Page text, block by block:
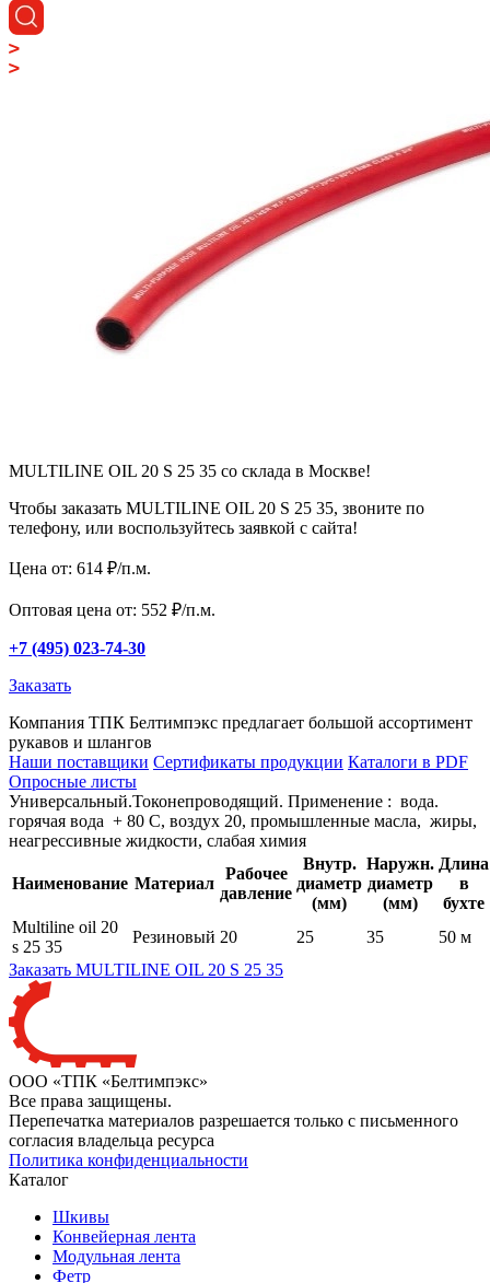
MULTILINE OIL 20 S 25 35 со склада в Москве!
Чтобы заказать MULTILINE OIL 20 S 25 35, звоните по
телефону, или воспользуйтесь заявкой с сайта!
Цена от: 614 ₽/п.м.
Оптовая цена от: 552 ₽/п.м.
+7 (495) 023-74-30
Заказать
Компания ТПК Белтимпэкс предлагает большой ассортимент
рукавов и шлангов
Наши поставщики Сертификаты продукции Каталоги в PDF
Опросные листы
Универсальный.Токонепроводящий. Применение : вода.
горячая вода + 80 С, воздух 20, промышленные масла, жиры,
неагрессивные жидкости, слабая химия
Наименование Материал
Рабочее
давление
Внутр.
диаметр
(мм)
Hаружн.
диаметр
(мм)
Длина
в
бухте
Multiline oil 20
s 25 35
Резиновый 20 25 35
50 м
Заказать MULTILINE OIL 20 S 25 35
ООО «ТПК «Белтимпэкс»
Все права защищены.
Перепечатка материалов разрешается только с письменного
согласия владельца ресурса
Политика конфиденциальности
Каталог
Шкивы
Конвейерная лента
Модульная лента
Фетр